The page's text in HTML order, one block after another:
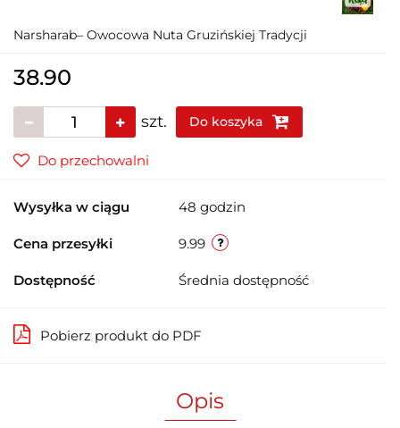
Narsharab– Owocowa Nuta Gruzińskiej Tradycji
38.90
szt. Do koszyka
Do przechowalni
Wysyłka w ciągu 48 godzin
Cena przesyłki 9.99
Dostępność Średnia dostępność
Pobierz produkt do PDF
Opis